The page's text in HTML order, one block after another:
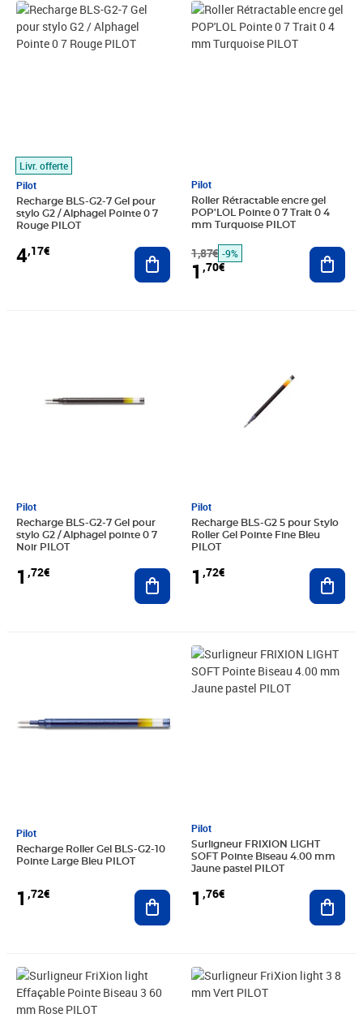
Livr. offerte
Pilot
Recharge BLS-G2-7 Gel pour
stylo G2 / Alphagel Pointe 0 7
Rouge PILOT
4,17€
Prix 4,17€
Ajouter au panier
Pilot
Roller Rétractable encre gel
POP'LOL Pointe 0 7 Trait 0 4
mm Turquoise PILOT
1,87€
Prix barré 1,87€
-9%
1 ,70€
Prix 1,70€
Pilot
Recharge BLS-G2-7 Gel pour
stylo G2 / Alphagel pointe 0 7
Noir PILOT
1 ,72€ Ajouter au panier
Pilot
Recharge BLS-G2 5 pour Stylo
Roller Gel Pointe Fine Bleu
PILOT
1 ,72€
Pilot
Recharge Roller Gel BLS-G2-10
Pointe Large Bleu PILOT
1 ,72€ Ajouter au panier
Pilot
Surligneur FRIXION LIGHT
SOFT Pointe Biseau 4.00 mm
Jaune pastel PILOT
1 ,76€
Prix 1,76€
Prix 4,26€ Prix 4,26€